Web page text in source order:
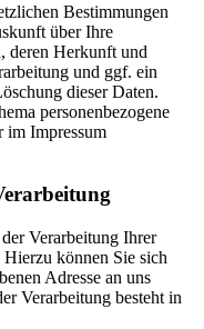
Bestimmungen
über Ihre
deren Herkunft und
und ggf. ein
dieser Daten.
personenbezogene
im Impressum
Verarbeitung Ihrer
Hierzu können Sie sich
Adresse an uns
Verarbeitung besteht in